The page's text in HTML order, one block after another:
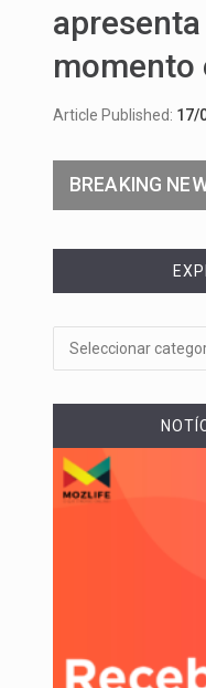
momento
Article Published: 17/
BREAKING